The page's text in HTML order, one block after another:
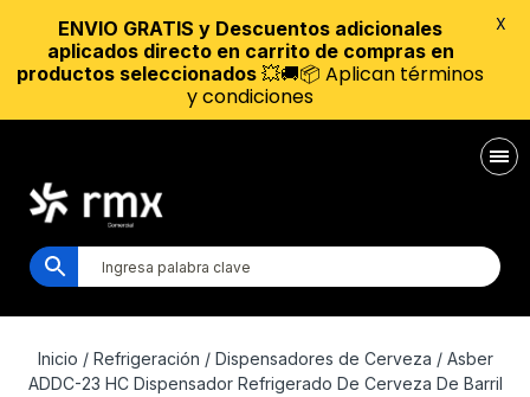
Inicio / Refrigeración / Dispensadores de Cerveza / Asber
ADDC-23 HC Dispensador Refrigerado De Cerveza De Barril
ENVIO GRATIS y Descuentos adicionales
aplicados directo en carrito de compras en
productos seleccionados 💥🚚📦 Aplican términos
y condiciones
X